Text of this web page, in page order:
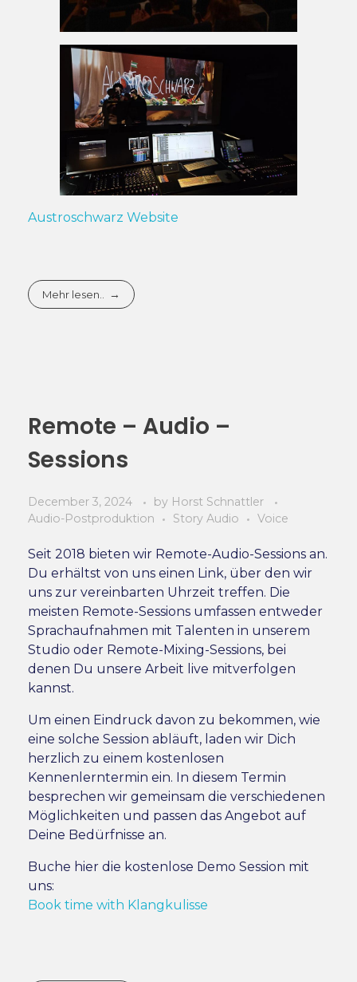
Austroschwarz Website
Mehr lesen..
Remote – Audio –
Sessions
December 3, 2024 by Horst Schnattler
Audio-Postproduktion
Story Audio Voice
Seit 2018 bieten wir Remote-Audio-Sessions an.
Du erhältst von uns einen Link, über den wir
uns zur vereinbarten Uhrzeit treffen. Die
meisten Remote-Sessions umfassen entweder
Sprachaufnahmen mit Talenten in unserem
Studio oder Remote-Mixing-Sessions, bei
denen Du unsere Arbeit live mitverfolgen
kannst.
Um einen Eindruck davon zu bekommen, wie
eine solche Session abläuft, laden wir Dich
herzlich zu einem kostenlosen
Kennenlerntermin ein. In diesem Termin
besprechen wir gemeinsam die verschiedenen
Möglichkeiten und passen das Angebot auf
Deine Bedürfnisse an.
Buche hier die kostenlose Demo Session mit
uns:
Book time with Klangkulisse